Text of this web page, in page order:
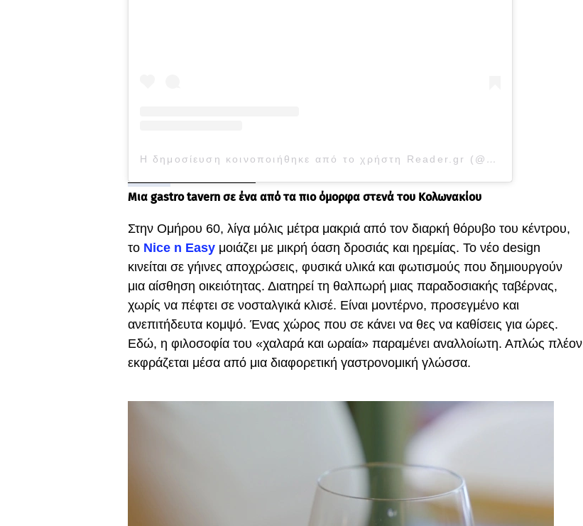
Η δημοσίευση κοινοποιήθηκε από το χρήστη Reader.gr (@readergr)
Μια gastro tavern σε ένα από τα πιο όμορφα στενά του Κολωνακίου
Στην Ομήρου 60, λίγα μόλις μέτρα μακριά από τον διαρκή θόρυβο του κέντρου,
το Nice n Easyμοιάζει με μικρή όαση δροσιάς και ηρεμίας. Το νέο design
κινείται σε γήινες αποχρώσεις, φυσικά υλικά και φωτισμούς που δημιουργούν
μια αίσθηση οικειότητας. Διατηρεί τη θαλπωρή μιας παραδοσιακής ταβέρνας,
χωρίς να πέφτει σε νοσταλγικά κλισέ. Είναι μοντέρνο, προσεγμένο και
ανεπιτήδευτα κομψό. Ένας χώρος που σε κάνει να θες να καθίσεις για ώρες.
Εδώ, η φιλοσοφία του «χαλαρά και ωραία» παραμένει αναλλοίωτη. Απλώς πλέον
εκφράζεται μέσα από μια διαφορετική γαστρονομική γλώσσα.